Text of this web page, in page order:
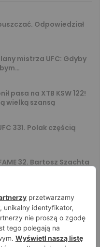
Odpowiedział
mistrza UFC: Gdyby
pasa na XTB KSW 122!
wielką szansą
331. Polak częścią
32. Bartosz Szachta
o ranking! Na XTB
rywalu na GROMDA 26.